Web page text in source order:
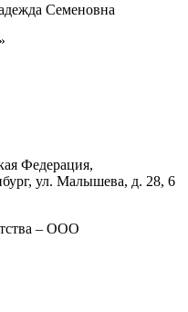
Семеновна
Федерация,
, ул. Малышева, д. 28, 6
– ООО